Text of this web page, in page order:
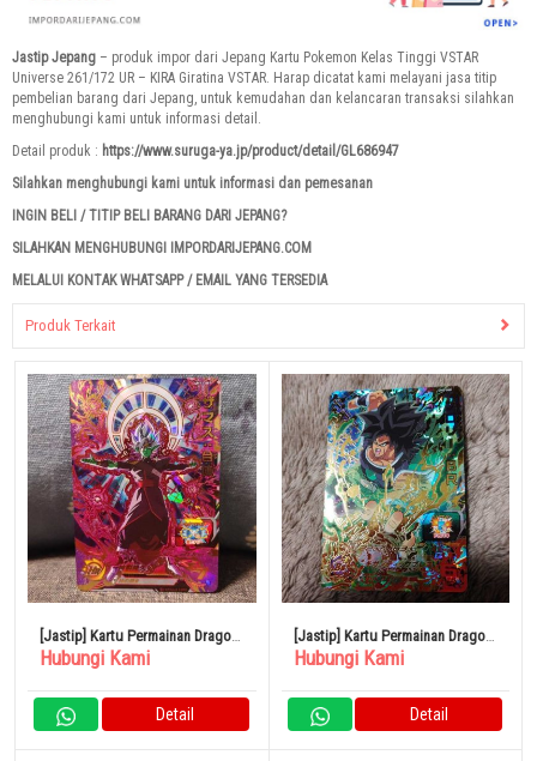
Jastip Jepang – produk impor dari Jepang Kartu Pokemon Kelas Tinggi VSTAR
Universe 261/172 UR – KIRA Giratina VSTAR. Harap dicatat kami melayani jasa titip
pembelian barang dari Jepang, untuk kemudahan dan kelancaran transaksi silahkan
menghubungi kami untuk informasi detail.
Detail produk : https://www.suruga-ya.jp/product/detail/GL686947
Silahkan menghubungi kami untuk informasi dan pemesanan
INGIN BELI / TITIP BELI BARANG DARI JEPANG?
SILAHKAN MENGHUBUNGI IMPORDARIJEPANG.COM
MELALUI KONTAK WHATSAPP / EMAIL YANG TERSEDIA
Produk Terkait
[Jastip] Kartu Permainan Dragon
Ball Heroes Zamasu Combined
Hubungi Kami
Detail
[Jastip] Kartu Permainan Dragon
Ball Heroes Broly
Hubungi Kami
Detail